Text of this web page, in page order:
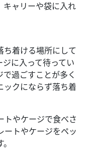
キャリーや袋に入れ
ち着ける場所にして
に入って待ってい
過ごすことが多く
ックにならず落ち着
トやケージで食べさ
ートやケージをペッ